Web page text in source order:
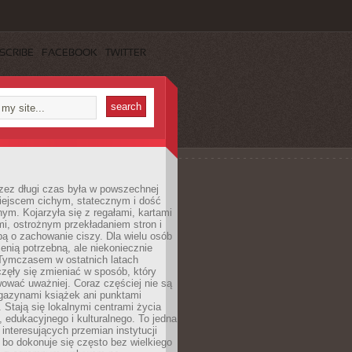
FACEBOOK TWITTER
długi czas była w powszechnej
cichym, statecznym i dość
Kojarzyła się z regałami, kartami
ostrożnym przekładaniem stron i
o zachowanie ciszy. Dla wielu osób
potrzebną, ale niekoniecznie
w ostatnich latach
się zmieniać w sposób, który
uważniej. Coraz częściej nie są
książek ani punktami
Stają się lokalnymi centrami życia
edukacyjnego i kulturalnego. To jedna
przemian instytucji
dokonuje się często bez wielkiego